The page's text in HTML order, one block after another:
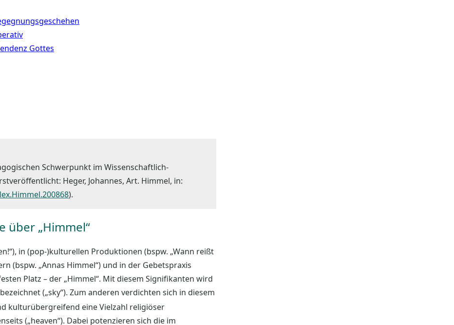
Gottes
Schwerpunkt im Wissenschaftlich-
Heger, Johannes, Art. Himmel, in:
).
über „Himmel“
in (pop-)kulturellen Produktionen (bspw. „Wann reißt
(bspw. „Annas Himmel“) und in der Gebetspraxis
Platz – der „Himmel“. Mit diesem Signifikanten wird
(„sky“). Zum anderen verdichten sich in diesem
kulturübergreifend eine Vielzahl religiöser
(„heaven“). Dabei potenzieren sich die im